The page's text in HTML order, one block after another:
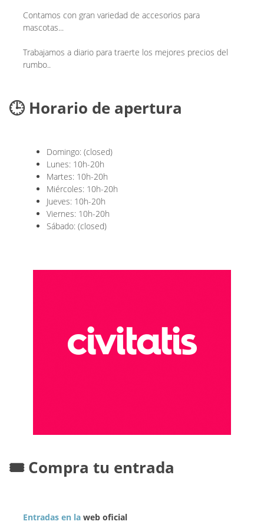
Contamos con gran variedad de accesorios para
mascotas...
Trabajamos a diario para traerte los mejores precios del
rumbo..
🕒 Horario de apertura
Domingo: (closed)
Lunes: 10h-20h
Martes: 10h-20h
Miércoles: 10h-20h
Jueves: 10h-20h
Viernes: 10h-20h
Sábado: (closed)
🎟️ Compra tu entrada
Entradas en la web oficial